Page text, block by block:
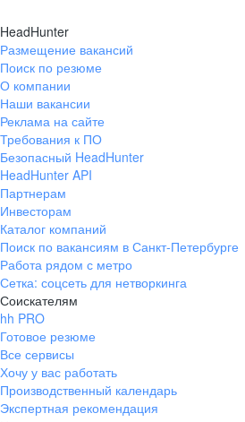
HeadHunter
Размещение вакансий
Поиск по резюме
О компании
Наши вакансии
Реклама на сайте
Требования к ПО
Безопасный HeadHunter
HeadHunter API
Партнерам
Инвесторам
Каталог компаний
Поиск по вакансиям в Санкт-Петербурге
Работа рядом с метро
Сетка: соцсеть для нетворкинга
Соискателям
hh PRO
Готовое резюме
Все сервисы
Хочу у вас работать
Производственный календарь
Экспертная рекомендация